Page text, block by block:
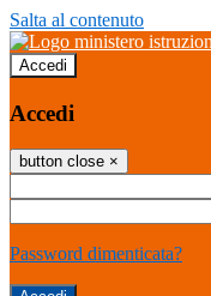
Salta al contenuto
Accedi
Accedi
button close ×
Password dimenticata?